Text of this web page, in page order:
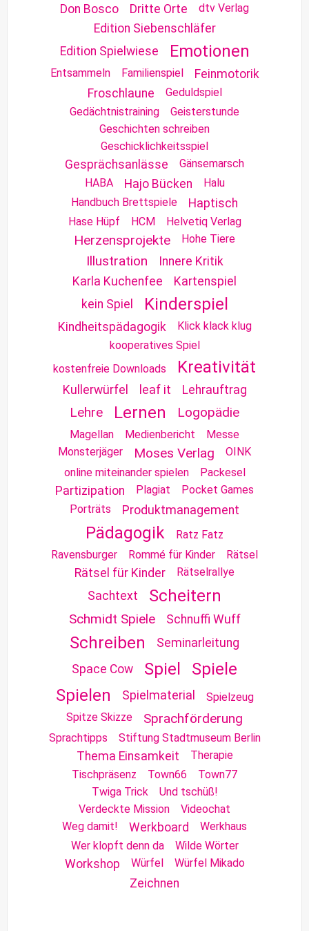
Don Bosco
Dritte Orte dtv Verlag
Edition Siebenschläfer
Edition Spielwiese
Emotionen
Entsammeln Familienspiel
Feinmotorik
Froschlaune
Geduldspiel
Gedächtnistraining
Geisterstunde
Geschichten schreiben
Geschicklichkeitsspiel
Gesprächsanlässe
Gänsemarsch
HABA
Hajo Bücken
Halu
Handbuch Brettspiele
Haptisch
Hase Hüpf HCM Helvetiq Verlag
Herzensprojekte Hohe Tiere
Illustration
Innere Kritik
Karla Kuchenfee
Kartenspiel
kein Spiel
Kinderspiel
Kindheitspädagogik
Klick klack klug
kooperatives Spiel
kostenfreie Downloads
Kreativität
Kullerwürfel leaf it Lehrauftrag
Lehre Lernen Logopädie
Magellan Medienbericht
Messe
Monsterjäger
Moses Verlag
OINK
online miteinander spielen
Packesel
Partizipation Plagiat
Pocket Games
Porträts
Produktmanagement
Pädagogik
Ratz Fatz
Ravensburger
Rommé für Kinder Rätsel
Rätsel für Kinder Rätselrallye
Sachtext Scheitern
Schmidt Spiele Schnuffi Wuff
Schreiben
Seminarleitung
Space Cow
Spiel
Spiele
Spielen
Spielmaterial
Spielzeug
Spitze Skizze
Sprachförderung
Sprachtipps Stiftung Stadtmuseum Berlin
Thema Einsamkeit
Therapie
Tischpräsenz
Town66
Town77
Twiga Trick
Und tschüß!
Verdeckte Mission
Videochat
Weg damit!
Werkboard
Werkhaus
Wer klopft denn da
Wilde Wörter
Workshop Würfel Würfel Mikado
Zeichnen